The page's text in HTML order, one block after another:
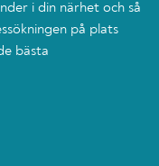
i din närhet och så
på plats
bästa